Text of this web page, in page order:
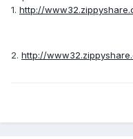
1. http://
2. http://